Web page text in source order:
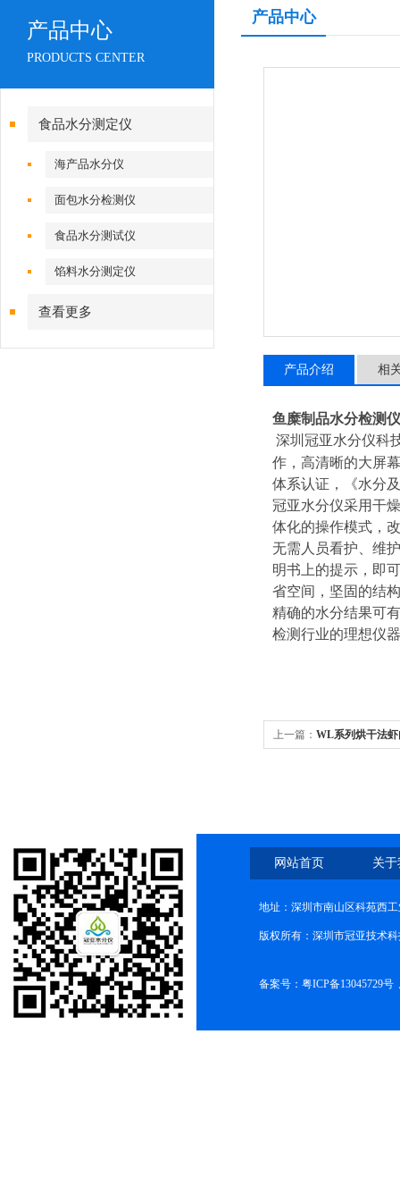
产品中心
PRODUCTS CENTER
食品水分测定仪
海产品水分仪
面包水分检测仪
食品水分测试仪
馅料水分测定仪
查看更多
产品中心
产品介绍 相
鱼糜制品水分检测
深圳冠亚水分仪科
作，高清晰的大屏
体系认证，
《水分
冠亚水分仪采用干
体化的操作模式，
无需人员看护、维
明书上的提示，即
省空间，坚固的结
精确的水分结果可
检测行业的理想仪
上一篇： WL系列烘干法
网站首页 关
地址：深圳市南山区科苑西
版权所有：深圳市冠亚技术
备案号： 粤ICP备13045729号